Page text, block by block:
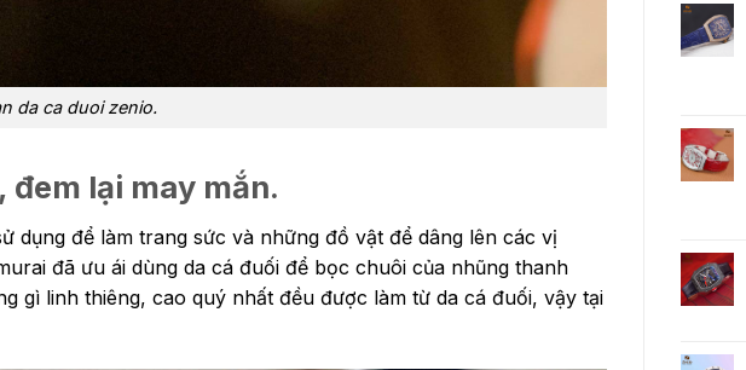
da ca duoi zenio.
đem lại may mắn.
dụng để làm trang sức và những đồ vật để dâng lên các vị
đã ưu ái dùng da cá đuối để bọc chuôi của nhũng thanh
gì linh thiêng, cao quý nhất đều được làm từ da cá đuối, vậy tại